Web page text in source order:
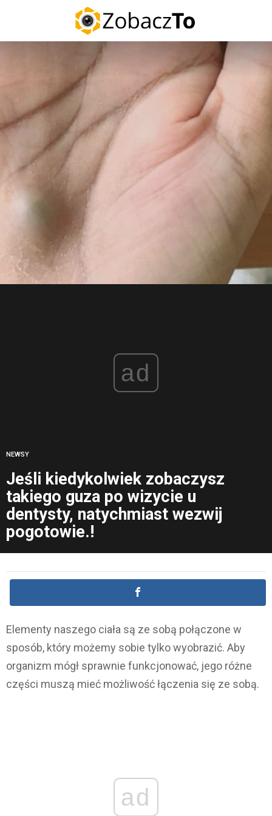
ad
NEWSY
Jeśli kiedykolwiek zobaczysz
takiego guza po wizycie u
dentysty, natychmiast wezwij
pogotowie.!
Elementy naszego ciała są ze sobą połączone w
sposób, który możemy sobie tylko wyobrazić. Aby
organizm mógł sprawnie funkcjonować, jego różne
części muszą mieć możliwość łączenia się ze sobą.
ad